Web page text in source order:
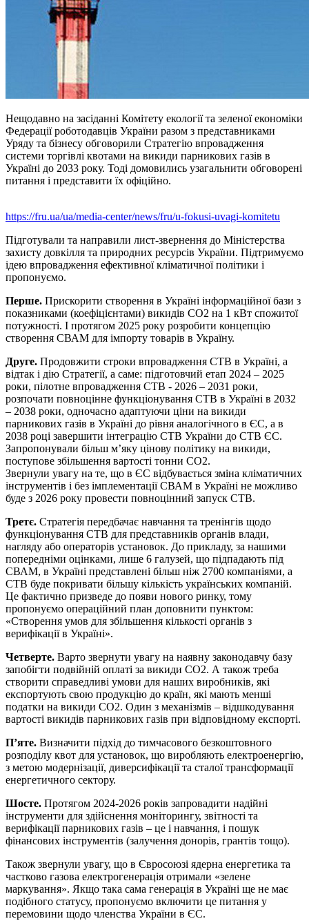
Нещодавно на засіданні Комітету екології та зеленої економіки
Федерації роботодавців України разом з представниками
Уряду та бізнесу обговорили Стратегію впровадження
системи торгівлі квотами на викиди парникових газів в
Україні до 2033 року. Тоді домовились узагальнити обговорені
питання і представити їх офіційно.
https://fru.ua/ua/media-center/news/fru/u-fokusi-uvagi-komitetu
Підготували та направили лист-звернення до Міністерства
захисту довкілля та природних ресурсів України. Підтримуємо
ідею впровадження ефективної кліматичної політики і
пропонуємо.
Перше. Прискорити створення в Україні інформаційної бази з
показниками (коефіцієнтами) викидів СО2 на 1 кВт спожитої
потужності. І протягом 2025 року розробити концепцію
створення СВАМ для імпорту товарів в Україну.
Друге. Продовжити строки впровадження СТВ в Україні, а
відтак і дію Стратегії, а саме: підготовчий етап 2024 – 2025
роки, пілотне впровадження СТВ - 2026 – 2031 роки,
розпочати повноцінне функціонування СТВ в Україні в 2032
– 2038 роки, одночасно адаптуючи ціни на викиди
парникових газів в Україні до рівня аналогічного в ЄС, а в
2038 році завершити інтеграцію СТВ України до СТВ ЄС.
Запропонували більш м’яку цінову політику на викиди,
поступове збільшення вартості тонни СО2.
Звернули увагу на те, що в ЄС відбувається зміна кліматичних
інструментів і без імплементації СВАМ в Україні не можливо
буде з 2026 року провести повноцінний запуск СТВ.
Третє. Стратегія передбачає навчання та тренінгів щодо
функціонування СТВ для представників органів влади,
нагляду або операторів установок. До прикладу, за нашими
попередніми оцінками, лише 6 галузей, що підпадають під
СВАМ, в Україні представлені більш ніж 2700 компаніями, а
СТВ буде покривати більшу кількість українських компаній.
Це фактично призведе до появи нового ринку, тому
пропонуємо операційний план доповнити пунктом:
«Створення умов для збільшення кількості органів з
верифікації в Україні».
Четверте. Варто звернути увагу на наявну законодавчу базу
запобігти подвійній оплаті за викиди СО2. А також треба
створити справедливі умови для наших виробників, які
експортують свою продукцію до країн, які мають менші
податки на викиди СО2. Один з механізмів – відшкодування
вартості викидів парникових газів при відповідному експорті.
П’яте. Визначити підхід до тимчасового безкоштовного
розподілу квот для установок, що виробляють електроенергію,
з метою модернізації, диверсифікації та сталої трансформації
енергетичного сектору.
Шосте. Протягом 2024-2026 років запровадити надійні
інструменти для здійснення моніторингу, звітності та
верифікації парникових газів – це і навчання, і пошук
фінансових інструментів (залучення донорів, грантів тощо).
Також звернули увагу, що в Євросоюзі ядерна енергетика та
частково газова електрогенерація отримали «зелене
маркування». Якщо така сама генерація в Україні ще не має
подібного статусу, пропонуємо включити це питання у
перемовини щодо членства України в ЄС.